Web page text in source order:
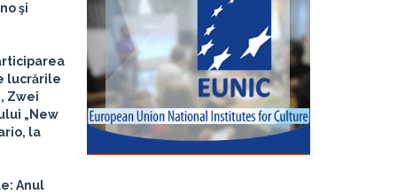
şi
lucrările
Zwei
„New
la
Anul